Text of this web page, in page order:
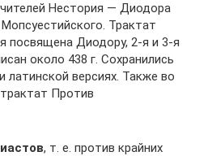
Нестория — Диодора
Трактат
посвящена Диодору, 2-я и 3-я
около 438 г. Сохранились
латинской версиях. Также во
Против
, т. е. против крайних